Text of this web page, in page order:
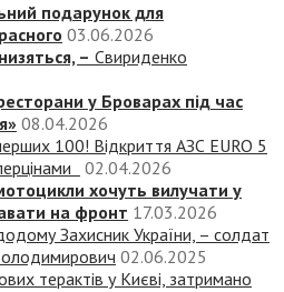
подарунок для
03.06.2026
– Свириденко
у Броварах під час
08.04.2026
100! Відкриття АЗС EURO 5
02.04.2026
хочуть вилучати у
на фронт 17.03.2026
Захисник України, – солдат
02.06.2025
терактів у Києві, затримано